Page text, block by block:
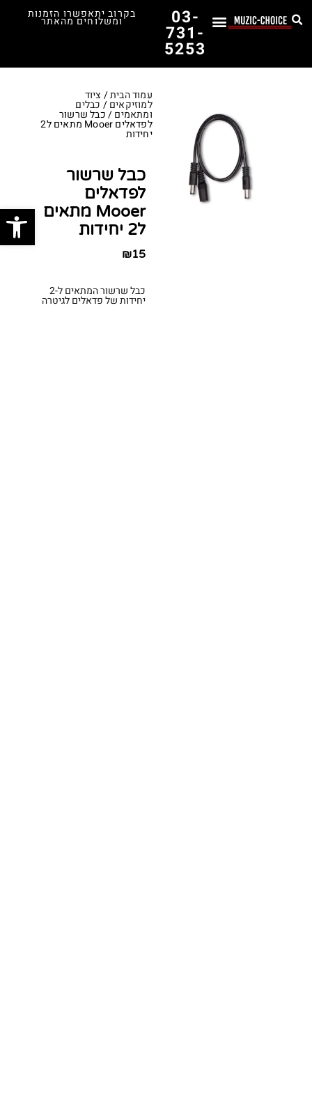
03-
731-
5253
בקרוב יתאפשרו הזמנות
ומשלוחים מהאתר
עמוד הבית/ ציוד
למוזיקאים/ כבלים
ומתאמים/ כבל שרשור
לפדאלים Mooer מתאים ל2
יחידות
כבל שרשור
לפדאלים
Mooer מתאים
ל2 יחידות
₪15
כבל שרשור המתאים ל-2
יחידות של פדאלים לגיטרה
פתח